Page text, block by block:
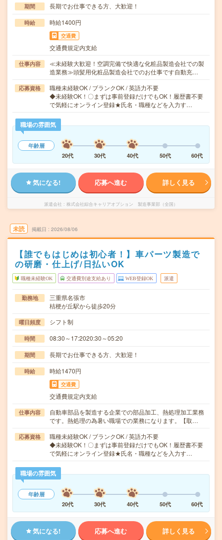
期間 長期でお仕事できる方、大歓迎！
時給 時給1400円
交通費
交通費規定内支給
仕事内容
≪未経験大歓迎！空調完備で快適な化粧品製造会社での製
造業務≫頭髪用化粧品製造会社でのお仕事です自動充…
応募資格
職種未経験OK / ブランクOK / 英語力不要
◆未経験OK！〇まずは事前登録だけでもOK！履歴書不要
で気軽にオンライン登録★氏名・職種などを入力す…
職場の雰囲気
年齢層
20代
30代 40代 50代 60代
気になる! 応募へ進む 詳しく見る
派遣会社 株式会社綜合キャリアオプション 製造事業部（全国）
未読 掲載日 2026/08/06
【誰でもはじめは初心者！】車パーツ製造で
の研磨・仕上げ/日払いOK
職種未経験OK 交通費別途支給あり WEB登録OK 派遣
勤務地
三重県名張市
桔梗が丘駅から徒歩20分
曜日頻度 シフト制
時間 08:30～17:2020:30～05:20
期間 長期でお仕事できる方、大歓迎！
時給 時給1470円
交通費
交通費規定内支給
仕事内容
自動車部品を製造する企業での部品加工、熱処理加工業務
です。熱処理の為暑い職場での業務になります。【取…
応募資格
職種未経験OK / ブランクOK / 英語力不要
◆未経験OK！〇まずは事前登録だけでもOK！履歴書不要
で気軽にオンライン登録★氏名・職種などを入力す…
職場の雰囲気
年齢層
20代
30代 40代 50代 60代
気になる! 応募へ進む 詳しく見る